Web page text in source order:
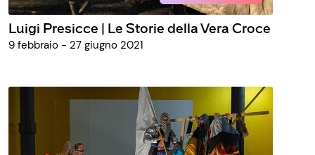
Luigi Presicce | Le Storie della Vera Croce
9 febbraio - 27 giugno 2021